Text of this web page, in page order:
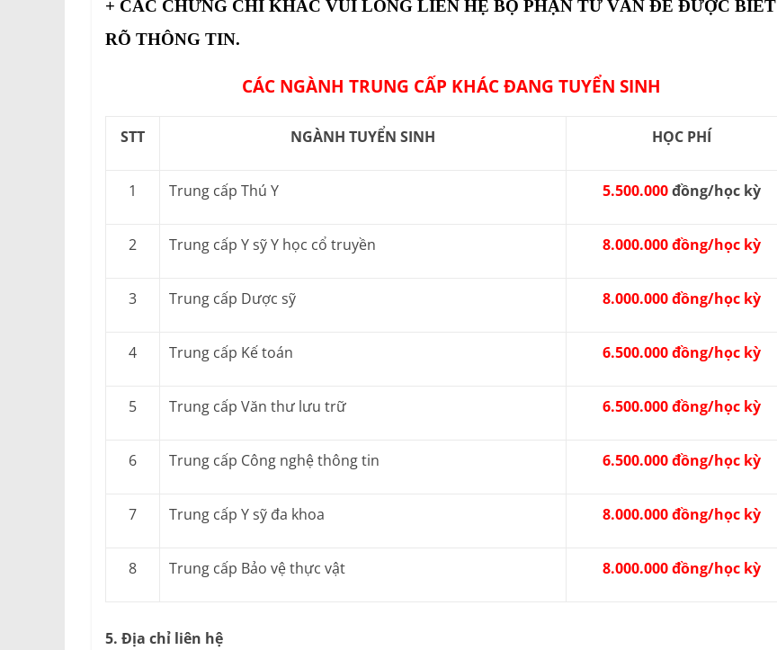
+ CÁC CHỨNG CHỈ KHÁC VUI LÒNG LIÊN HỆ BỘ PHẬN TƯ VẤN ĐỂ ĐƯỢC BIẾT
RÕ THÔNG TIN.
CÁC NGÀNH TRUNG CẤP KHÁC ĐANG TUYỂN SINH
STT NGÀNH TUYỂN SINH HỌC PHÍ
1 Trung cấp Thú Y 5.500.000đồng/học kỳ
2 Trung cấp Y sỹ Y học cổ truyền 8.000.000 đồng/học kỳ
3 Trung cấp Dược sỹ 8.000.000 đồng/học kỳ
4 Trung cấp Kế toán 6.500.000 đồng/học kỳ
5 Trung cấp Văn thư lưu trữ 6.500.000 đồng/học kỳ
6 Trung cấp Công nghệ thông tin 6.500.000 đồng/học kỳ
7 Trung cấp Y sỹ đa khoa 8.000.000 đồng/học kỳ
8 Trung cấp Bảo vệ thực vật 8.000.000 đồng/học kỳ
5. Địa chỉ liên hệ